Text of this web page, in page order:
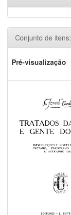
Conjunto de itens:
Pré-visualização